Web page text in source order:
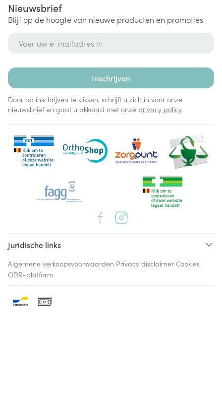
Nieuwsbrief
Blijf op de hoogte van nieuwe producten en promoties
Inschrijven
Door op inschrijven te klikken, schrijft u zich in voor onze
nieuwsbrief en gaat u akkoord met onze privacy policy.
Juridische links
Algemene verkoopsvoorwaarden Privacy disclaimer Cookies
ODR-platform